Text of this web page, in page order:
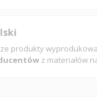
produkty
z materiałów